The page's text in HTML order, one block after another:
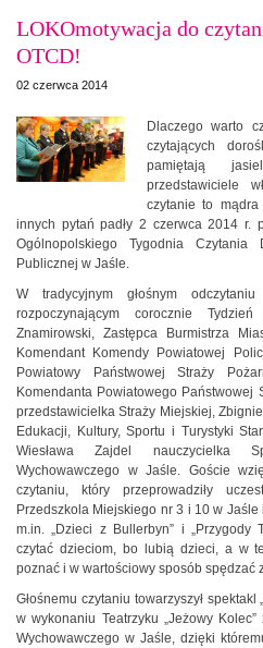
LOKOmotywacja do
OTCD!
02 czerwca 2014
Dlaczego warto
czytających
pamiętają
przedstawiciele
czytanie to
innych pytań padły 2 czerwca 2014 r.
Ogólnopolskiego Tygodnia
Publicznej w Jaśle.
W tradycyjnym głośnym
rozpoczynającym corocznie
Znamirowski, Zastępca Burmistrza
Komendant Komendy Powiatowej
Powiatowy Państwowej Straży
Komendanta Powiatowego Państwowej
przedstawicielka Straży Miejskiej,
Edukacji, Kultury, Sportu i Turystyki
Wiesława Zajdel nauczycielka
Wychowawczego w Jaśle. Goście
czytaniu, który przeprowadziły
Przedszkola Miejskiego nr 3 i 10 w
m.in. „Dzieci z Bullerbyn” i „Przygody
czytać dzieciom, bo lubią dzieci, a w
poznać i w wartościowy sposób spędzać
Głośnemu czytaniu towarzyszył
w wykonaniu Teatrzyku „Jeżowy
Wychowawczego w Jaśle, dzięki